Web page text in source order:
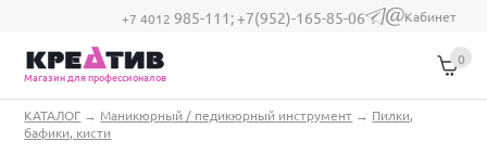
Перейти к основному содержанию
+7 4012 985-111;+7(952)-165-85-06
(link sends e-
Кабинет
Магазин для профессионалов
0
Вы здесь
КАТАЛОГ → Маникюрный / педикюрный инструмент → Пилки,
бафики, кисти